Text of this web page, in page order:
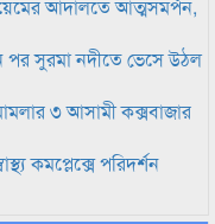
আদালতে আত্মসমর্পন,
পর সুরমা নদীতে ভেসে উঠল
৩ আসামী কক্সবাজার
কমপ্লেক্সে পরিদর্শন